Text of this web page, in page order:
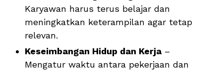
Karyawan harus terus belajar dan
meningkatkan keterampilan agar tetap
relevan.
Keseimbangan Hidup dan Kerja –
Mengatur waktu antara pekerjaan dan